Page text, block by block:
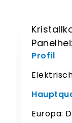
Profil
Europa: